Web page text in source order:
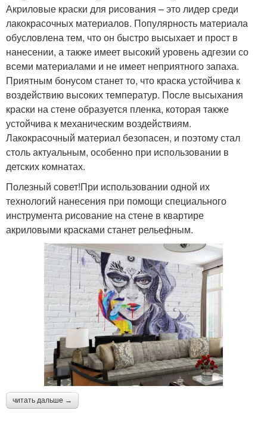
Акриловые краски для рисования – это лидер среди
лакокрасочных материалов. Популярность материала
обусловлена тем, что он быстро высыхает и прост в
нанесении, а также имеет высокий уровень адгезии со
всеми материалами и не имеет неприятного запаха.
Приятным бонусом станет то, что краска устойчива к
воздействию высоких температур. После высыхания
краски на стене образуется пленка, которая также
устойчива к механическим воздействиям.
Лакокрасочный материал безопасен, и поэтому стал
столь актуальным, особенно при использовании в
детских комнатах.
Полезный совет!При использовании одной их
технологий нанесения при помощи специального
инструмента рисование на стене в квартире
акриловыми красками станет рельефным.
читать дальше →